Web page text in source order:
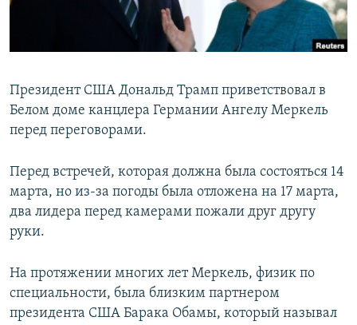
ПОБЕДИТЕЛЕЙ НЕ СУДЯТ?
Все сайты RFE/RL
Президент США Дональд Трамп приветствовал в
Белом доме канцлера Германии Ангелу Меркель
перед переговорами.
Перед встречей, которая должна была состояться 14
марта, но из-за погоды была отложена на 17 марта,
два лидера перед камерами пожали друг другу
руки.
На протяжении многих лет Меркель, физик по
специальности, была близким партнером
президента США Барака Обамы, который называл